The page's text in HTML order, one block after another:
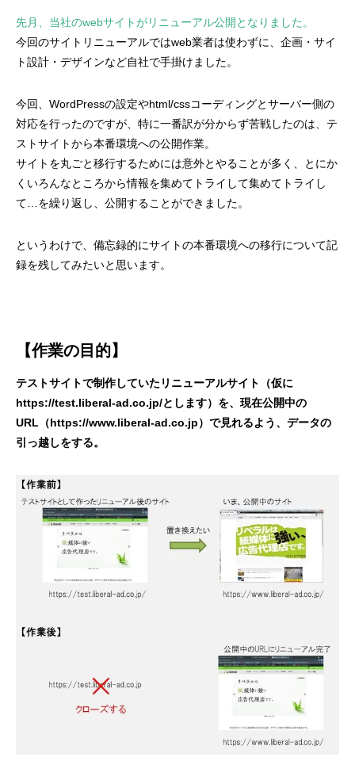
先月、当社のwebサイトがリニューアル公開となりました。
今回のサイトリニューアルではweb業者は使わずに、企画・サイ
ト設計・デザインなど自社で手掛けました。
今回、WordPressの設定やhtml/cssコーディングとサーバー側の
対応を行ったのですが、特に一番訳が分からず苦戦したのは、テ
ストサイトから本番環境への公開作業。
サイトを丸ごと移行するためには意外とやることが多く、とにか
くいろんなところから情報を集めてトライして集めてトライし
て…を繰り返し、公開することができました。
というわけで、備忘録的にサイトの本番環境への移行について記
録を残してみたいと思います。
【作業の目的】
テストサイトで制作していたリニューアルサイト（仮に
https://test.liberal-ad.co.jp/とします）を、現在公開中の
URL（https://www.liberal-ad.co.jp）で見れるよう、データの
引っ越しをする。